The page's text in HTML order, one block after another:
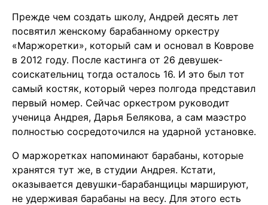
Прежде чем создать школу, Андрей десять лет
посвятил женскому барабанному оркестру
«Маржоретки», который сам и основал в Коврове
в 2012 году. После кастинга от 26 девушек-
соискательниц тогда осталось 16. И это был тот
самый костяк, который через полгода представил
первый номер. Сейчас оркестром руководит
ученица Андрея, Дарья Белякова, а сам маэстро
полностью сосредоточился на ударной установке.
О маржоретках напоминают барабаны, которые
хранятся тут же, в студии Андрея. Кстати,
оказывается девушки-барабанщицы маршируют,
не удерживая барабаны на весу. Для этого есть